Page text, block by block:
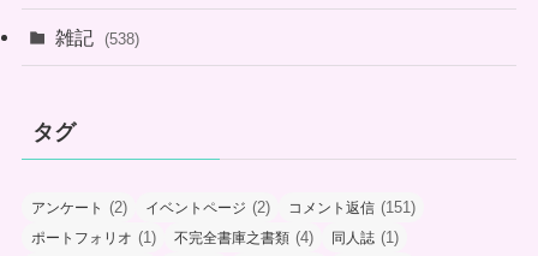
雑記 (538)
タグ
アンケート (2) イベントページ (2) コメント返信 (151)
ポートフォリオ (1) 不完全書庫之書類 (4) 同人誌 (1)